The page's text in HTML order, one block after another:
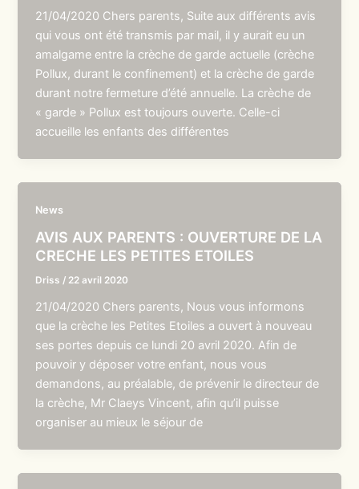
21/04/2020 Chers parents, Suite aux différents avis
qui vous ont été transmis par mail, il y aurait eu un
amalgame entre la crèche de garde actuelle (crèche
Pollux, durant le confinement) et la crèche de garde
durant notre fermeture d’été annuelle. La crèche de
« garde » Pollux est toujours ouverte. Celle-ci
accueille les enfants des différentes
News
AVIS AUX PARENTS : OUVERTURE DE LA
CRECHE LES PETITES ETOILES
Driss / 22 avril 2020
21/04/2020 Chers parents, Nous vous informons
que la crèche les Petites Etoiles a ouvert à nouveau
ses portes depuis ce lundi 20 avril 2020. Afin de
pouvoir y déposer votre enfant, nous vous
demandons, au préalable, de prévenir le directeur de
la crèche, Mr Claeys Vincent, afin qu’il puisse
organiser au mieux le séjour de